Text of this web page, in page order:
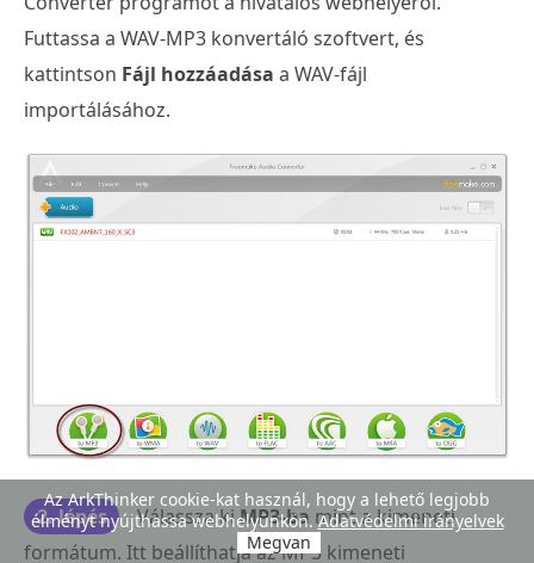
Futtassa a WAV-MP3 konvertáló szoftvert, és
kattintson Fájl hozzáadása a WAV-fájl
importálásához.
2. lépés Válassza kiMP3-ba mint a kimeneti
formátum. Itt beállíthatja az MP3 kimeneti
Az ArkThinker cookie-kat használ, hogy a lehető legjobb
élményt nyújthassa webhelyünkön.Adatvédelmi irányelvek
Megvan